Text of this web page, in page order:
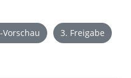
3. Freigabe